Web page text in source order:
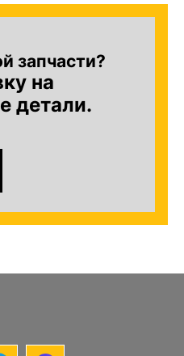
запчасти?
на
детали.